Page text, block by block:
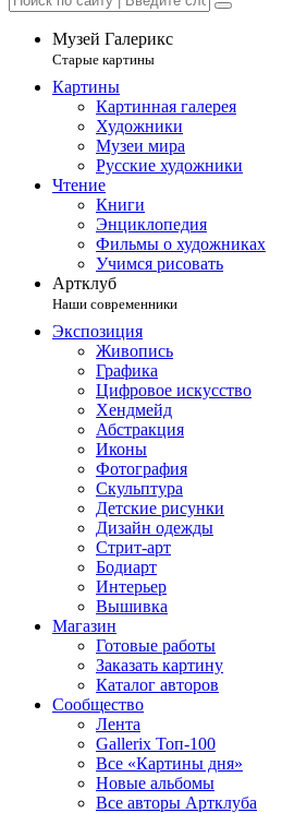
Музей Галерикс
Старые картины
Картины
Картинная галерея
Художники
Музеи мира
Русские художники
Чтение
Книги
Энциклопедия
Фильмы о художниках
Учимся рисовать
Артклуб
Наши современники
Экспозиция
Живопись
Графика
Цифровое искусство
Хендмейд
Абстракция
Иконы
Фотография
Скульптура
Детские рисунки
Дизайн одежды
Стрит-арт
Бодиарт
Интерьер
Вышивка
Магазин
Готовые работы
Заказать картину
Каталог авторов
Сообщество
Лента
Gallerix Топ-100
Все «Картины дня»
Новые альбомы
Все авторы Артклуба